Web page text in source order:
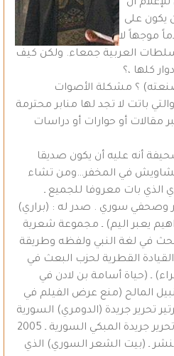
أن
يكون على
موجهاً لا
العربية جمعاء. ولكن كيف
كلها ،؟
؟ مشكلة الأصوات
باتت لا تجد لها منابر محترمة
أو حوارات أو دراسات
أنه عليه أن يكون صديقا
في المخفر…ومن تشاء
بات معروفا للجميع ـ
وصحفي سوري . صدر له : (براري)
شعرية 1994 ـ (إبراهيم يعبر اليم) ـ مجموعة شعرية
تبحث في لغة النبي ولفظه وطريقة
ـ 2003(منعت القيادة القطرية لحزب البعث في
ـ (حياة أسامة بن لادن في
نبيل المالح (منع عرض الفيلم في
تحرير جريدة (الدومري) السورية
ـ 2001 ـ 2002مؤسس ومدير تحرير جريدة المبكي السورية ـ 2005
ـ (بيت الشعر السوري) الذي